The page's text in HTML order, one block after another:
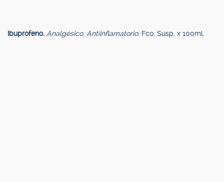
Ibuprofeno. Analgésico. Antiinflamatorio. Fco. Susp. x 100ml.